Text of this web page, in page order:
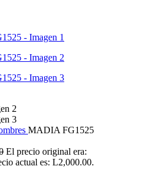
MADIA FG1525
El precio original era:
actual es: L2,000.00.